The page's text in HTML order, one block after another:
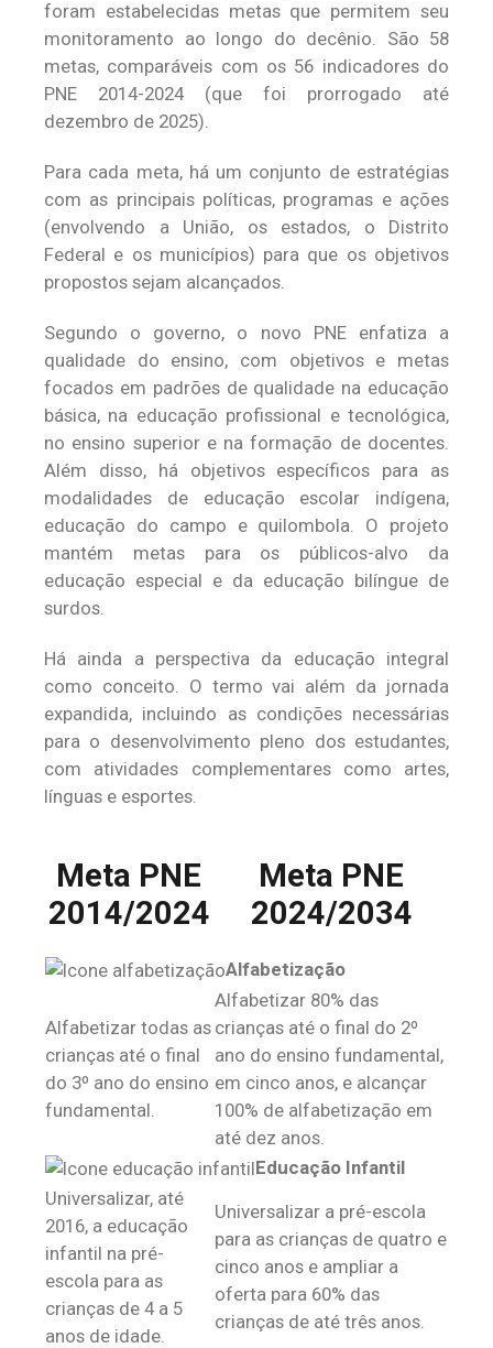
foram estabelecidas metas que permitem seu
monitoramento ao longo do decênio. São 58
metas, comparáveis com os 56 indicadores do
PNE 2014-2024 (que foi prorrogado até
dezembro de 2025).
Para cada meta, há um conjunto de estratégias
com as principais políticas, programas e ações
(envolvendo a União, os estados, o Distrito
Federal e os municípios) para que os objetivos
propostos sejam alcançados.
Segundo o governo, o novo PNE enfatiza a
qualidade do ensino, com objetivos e metas
focados em padrões de qualidade na educação
básica, na educação profissional e tecnológica,
no ensino superior e na formação de docentes.
Além disso, há objetivos específicos para as
modalidades de educação escolar indígena,
educação do campo e quilombola. O projeto
mantém metas para os públicos-alvo da
educação especial e da educação bilíngue de
surdos.
Há ainda a perspectiva da educação integral
como conceito. O termo vai além da jornada
expandida, incluindo as condições necessárias
para o desenvolvimento pleno dos estudantes,
com atividades complementares como artes,
línguas e esportes.
Meta PNE
2014/2024
Meta PNE
2024/2034
Alfabetização
Alfabetizar todas as
crianças até o final
do 3º ano do ensino
fundamental.
Alfabetizar 80% das
crianças até o final do 2º
ano do ensino fundamental,
em cinco anos, e alcançar
100% de alfabetização em
até dez anos.
Educação Infantil
Universalizar, até
2016, a educação
infantil na pré-
escola para as
crianças de 4 a 5
anos de idade.
Universalizar a pré-escola
para as crianças de quatro e
cinco anos e ampliar a
oferta para 60% das
crianças de até três anos.